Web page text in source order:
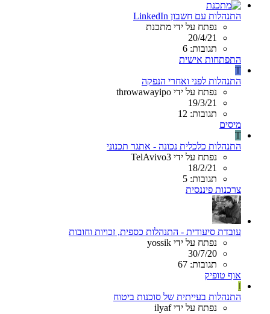
התנהלות עם חשבון LinkedIn
נפתח על ידי מתכנת
20/4/21
תגובות: 6
התפתחות אישית
T
התנהלות לפני ואחרי הנפקה
נפתח על ידי throwawayipo
19/3/21
תגובות: 12
מיסים
T
התנהלות כלכלית נכונה - אתגר תכנוני
נפתח על ידי TelAvivo3
18/2/21
תגובות: 5
צרכנות פיננסית
עובדת סיעודית - התנהלות כספית, זכויות וחובות
נפתח על ידי yossik
30/7/20
תגובות: 67
אוף טופיק
I
התנהלות בעייתית של סוכנות ביטוח
נפתח על ידי ilyaf